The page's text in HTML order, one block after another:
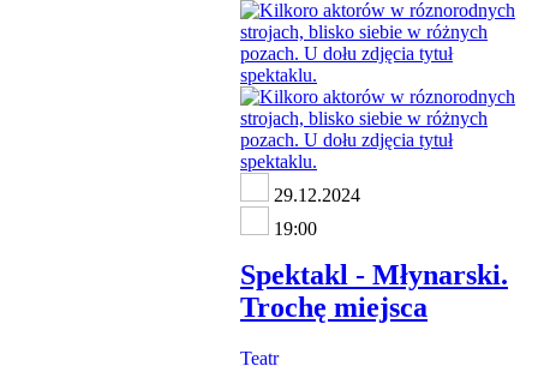
29.12.2024
19:00
Spektakl - Młynarski.
Trochę miejsca
Teatr